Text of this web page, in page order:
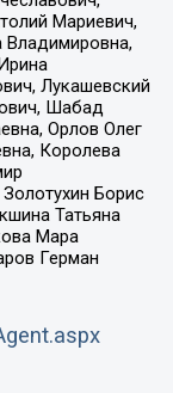
Мариевич,
Лукашевский
Шабад
Орлов Олег
Королева
Борис
Татьяна
Мара
Герман